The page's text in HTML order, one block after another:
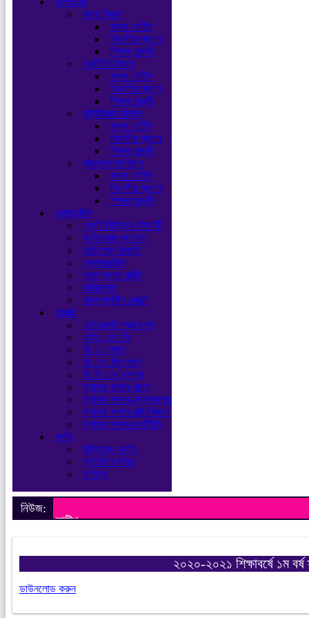
বাংলা বিভাগ
সকল নোটিশ
বিভাগীয় প্রধান
শিক্ষক মন্ডলী
অর্থনীতি বিভাগ
সকল নোটিশ
বিভাগীয় প্রধান
শিক্ষক মন্ডলী
রাষ্ট্রবিজ্ঞান বিভাগ
সকল নোটিশ
বিভাগীয় প্রধান
শিক্ষক মন্ডলী
ব্যবস্থাপনা বিভাগ
সকল নোটিশ
বিভাগীয় প্রধান
শিক্ষক মন্ডলী
একাডেমিক
শ্রেণী ভিত্তিক শিক্ষার্থী
অভিভাবক প্যানেল
ভর্তি তথ্য বিবরণী
প্রোসপেক্টাস
সকল ক্লাস রুটিন
কারিকুলাম
আভ্যন্তরীন রেজাল্ট
রেজাল্ট
এইচএসসি প্রথম বর্ষ
এইচ. এস. সি
বি. এ. (পাস)
বি. এস. সি (পাস)
বি. বি. এস. (পাস)
স্নাতক সম্মান-বাংলা
স্নাতক সম্মান-ব্যবস্থাপনা
স্নাতক সম্মান-রাষ্ট্রবিজ্ঞান
স্নাতক সম্মান-অর্থনীতি
কর্নার
মুক্তিযুদ্ধ কর্নার
প্রতিষ্ঠান কর্নার
সাহিত্য
নিউজ:
নোটিশ
২০২০-২০২১ শিক্ষাবর্ষে ১ম
ডাউনলোড করুন